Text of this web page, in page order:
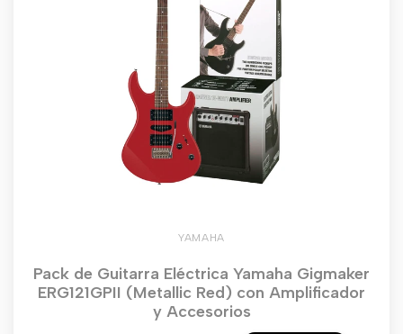
YAMAHA
Pack de Guitarra Eléctrica Yamaha Gigmaker
ERG121GPII (Metallic Red) con Amplificador
y Accesorios